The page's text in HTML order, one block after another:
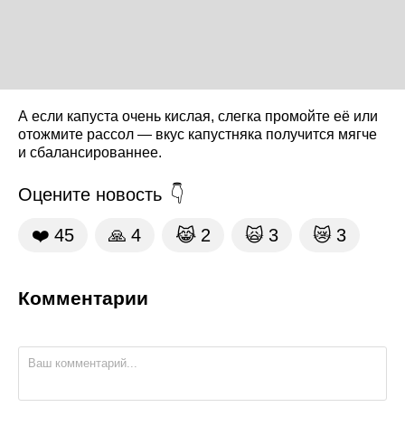
А если капуста очень кислая, слегка промойте её или
отожмите рассол — вкус капустняка получится мягче
и сбалансированнее.
Оцените новость
❤️ 45 🙏 4 😹 2 🙀 3 😿 3
Комментарии